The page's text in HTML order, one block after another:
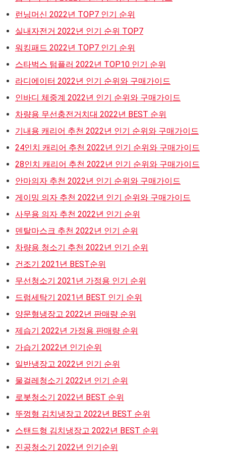
런닝머신 2022년 TOP7 인기 순위
실내자전거 2022년 인기 순위 TOP7
워킹패드 2022년 TOP7 인기 순위
스타벅스 텀플러 2022년 TOP10 인기 순위
라디에이터 2022년 인기 순위와 구매가이드
인바디 체중계 2022년 인기 순위와 구매가이드
차량용 무선충전거치대 2022년 BEST 순위
기내용 캐리어 추천 2022년 인기 순위와 구매가이드
24인치 캐리어 추천 2022년 인기 순위와 구매가이드
28인치 캐리어 추천 2022년 인기 순위와 구매가이드
안마의자 추천 2022년 인기 순위와 구매가이드
게이밍 의자 추천 2022년 인기 순위와 구매가이드
사무용 의자 추천 2022년 인기 순위
덴탈마스크 추천 2022년 인기 순위
차량용 청소기 추천 2022년 인기 순위
건조기 2021년 BEST순위
무선청소기 2021년 가정용 인기 순위
드럼세탁기 2021년 BEST 인기 순위
양문형냉장고 2022년 판매량 순위
제습기 2022년 가정용 판매량 순위
가습기 2022년 인기순위
일반냉장고 2022년 인기 순위
물걸레청소기 2022년 인기 순위
로봇청소기 2022년 BEST 순위
뚜껑형 김치냉장고 2022년 BEST 순위
스탠드형 김치냉장고 2022년 BEST 순위
진공청소기 2022년 인기순위